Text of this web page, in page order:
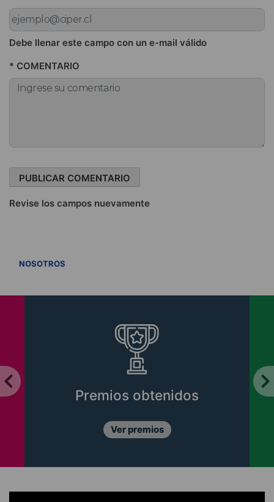
Debe llenar este campo con un e-mail válido
* COMENTARIO
Revise los campos nuevamente
NOSOTROS
Premios obtenidos
Ver premios